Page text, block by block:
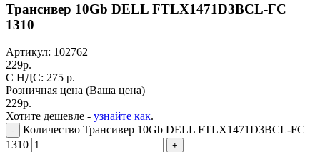
Трансивер 10Gb DELL FTLX1471D3BCL-FC
1310
Артикул: 102762
229р.
C НДС: 275 р.
Розничная цена (Ваша цена)
229р.
Хотите дешевле - узнайте как.
-
Количество Трансивер 10Gb DELL FTLX1471D3BCL-FC
1310
+